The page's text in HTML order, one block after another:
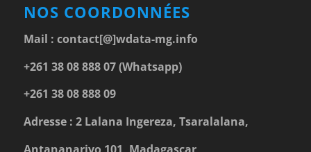
NOS COORDONNÉES
Mail : contact[@]wdata-mg.info
+261 38 08 888 07 (Whatsapp)
+261 38 08 888 09
Adresse : 2 Lalana Ingereza, Tsaralalana,
Antananarivo 101, Madagascar